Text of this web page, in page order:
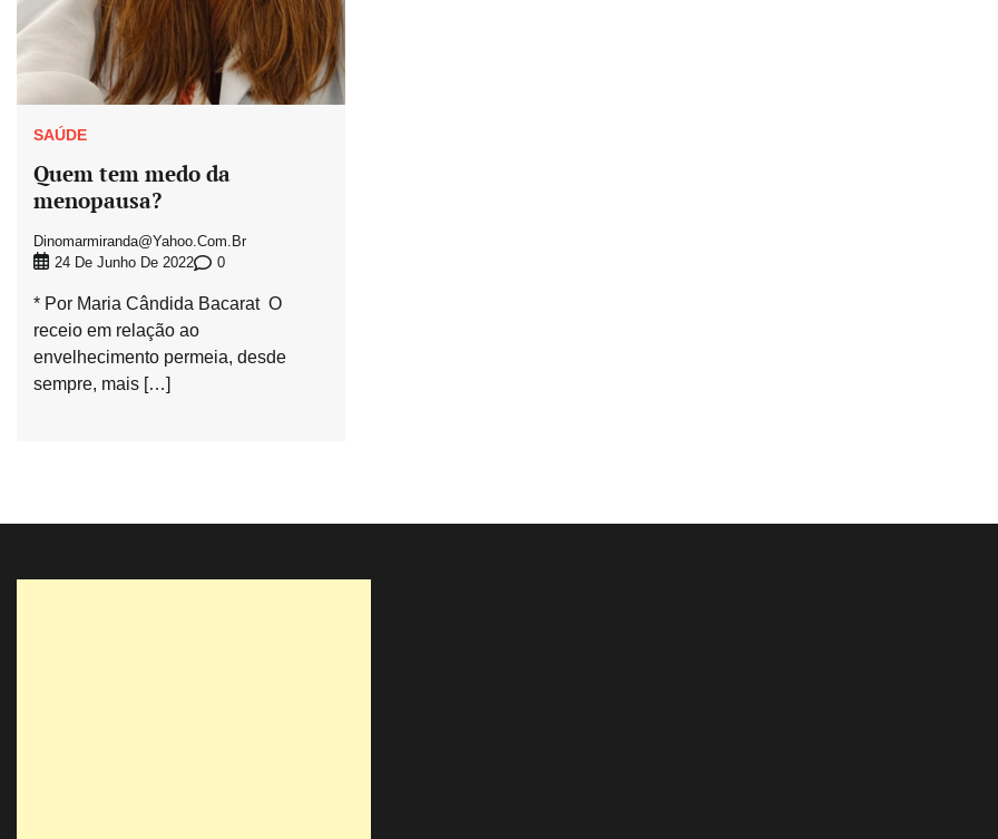
SAÚDE
Quem tem medo da
menopausa?
Dinomarmiranda@yahoo.com.br
24 De Junho De 2022
0
* Por Maria Cândida Bacarat O
receio em relação ao
envelhecimento permeia, desde
sempre, mais […]